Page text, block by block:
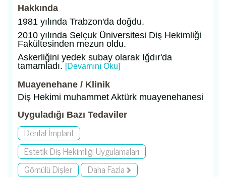
Hakkında
1981 yılında Trabzon'da doğdu.
2010 yılında Selçuk Üniversitesi Diş Hekimliği
Fakültesinden mezun oldu.
Askerliğini yedek subay olarak Iğdır'da
tamamladı. [Devamını Oku]
Muayenehane / Klinik
Diş Hekimi muhammet Aktürk muayenehanesi
Uyguladığı Bazı Tedaviler
Dental İmplant
Estetik Diş Hekimliği Uygulamaları
Gömülü Dişler
Daha Fazla